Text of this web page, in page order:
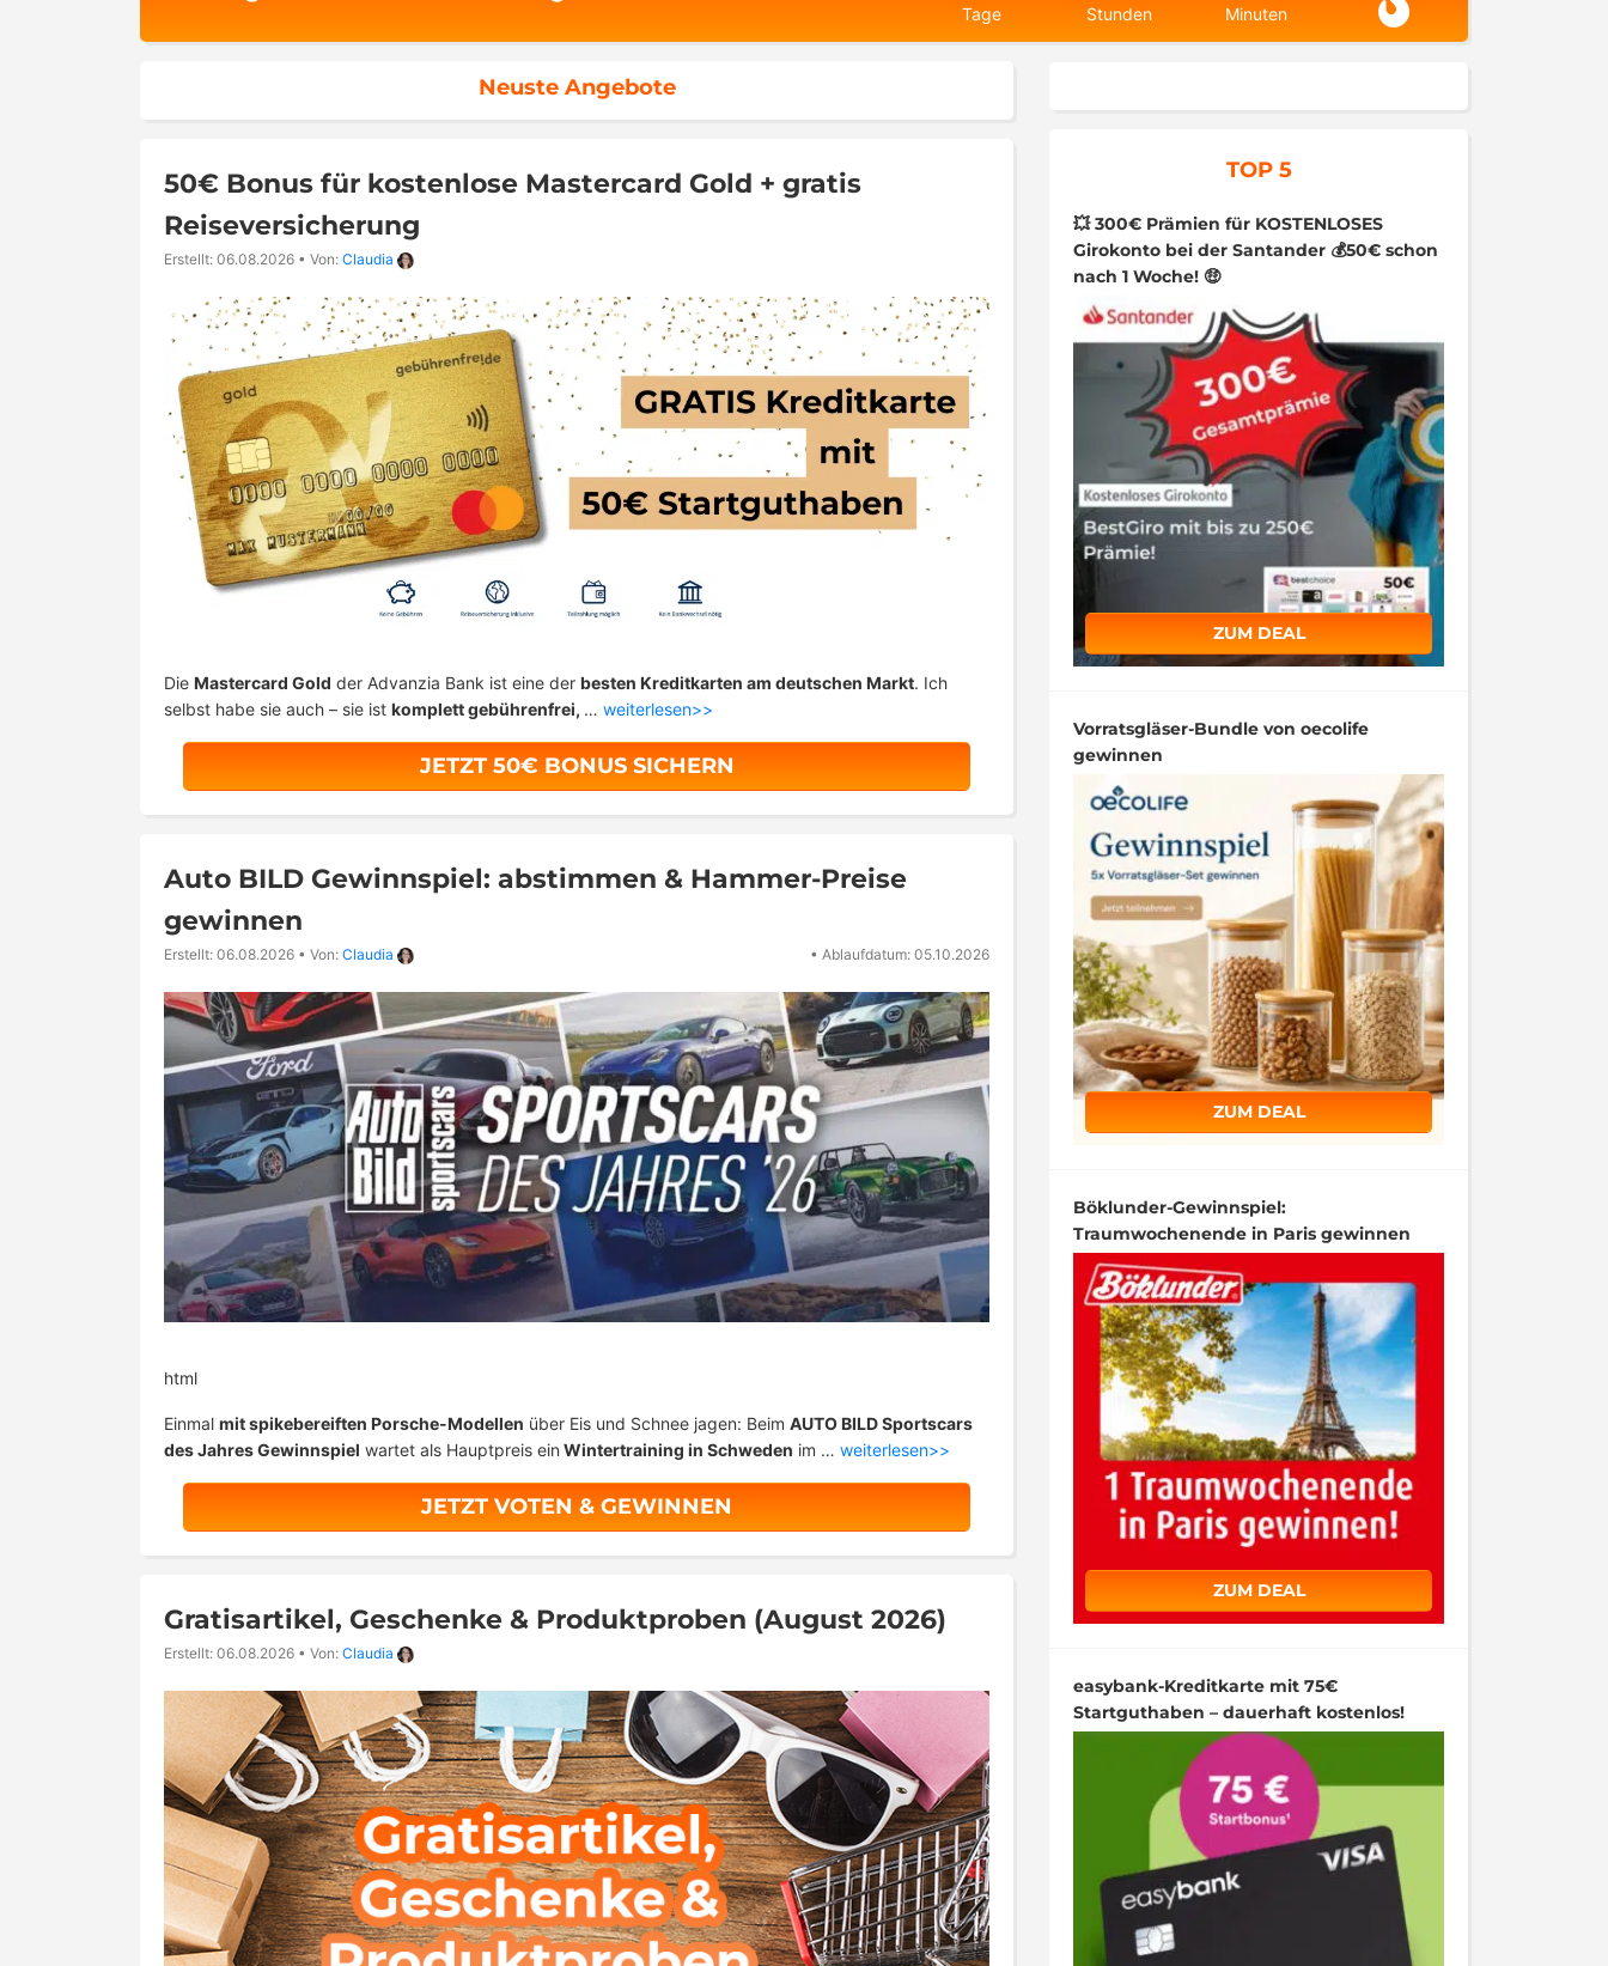
Tage Stunden Minuten
Neuste Angebote
50€ Bonus für kostenlose Mastercard Gold + gratis
Reiseversicherung
Erstellt: 06.08.2026 • Von: Claudia
Die Mastercard Gold der Advanzia Bank ist eine der besten Kreditkarten am deutschen Markt. Ich
selbst habe sie auch – sie ist komplett gebührenfrei, … weiterlesen>>
JETZT 50€ BONUS SICHERN
Auto BILD Gewinnspiel: abstimmen & Hammer-Preise
gewinnen
Erstellt: 06.08.2026 • Von: Claudia • Ablaufdatum: 05.10.2026
html
Einmal mit spikebereiften Porsche-Modellen über Eis und Schnee jagen: Beim AUTO BILD Sportscars
des Jahres Gewinnspiel wartet als Hauptpreis ein Wintertraining in Schweden im … weiterlesen>>
JETZT VOTEN & GEWINNEN
Gratisartikel, Geschenke & Produktproben (August 2026)
Erstellt: 06.08.2026 • Von: Claudia
TOP 5
💥 300€ Prämien für KOSTENLOSES
Girokonto bei der Santander 💰50€ schon
nach 1 Woche! 🤑
ZUM DEAL
Vorratsgläser-Bundle von oecolife
gewinnen
ZUM DEAL
Böklunder-Gewinnspiel:
Traumwochenende in Paris gewinnen
ZUM DEAL
easybank-Kreditkarte mit 75€
Startguthaben – dauerhaft kostenlos!